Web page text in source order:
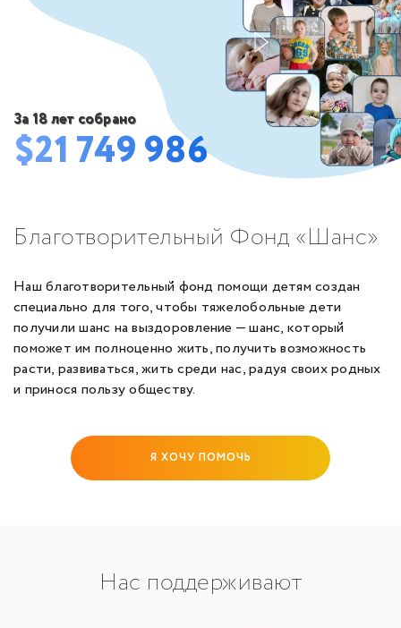
Благотворительный Фонд «Шанс»
Наш благотворительный фонд помощи детям создан
специально для того, чтобы тяжелобольные дети
получили шанс на выздоровление — шанс, который
поможет им полноценно жить, получить возможность
расти, развиваться, жить среди нас, радуя своих родных
и принося пользу обществу.
Я ХОЧУ ПОМОЧЬ
За 18 лет собрано
$21 749 986
Нас поддерживают